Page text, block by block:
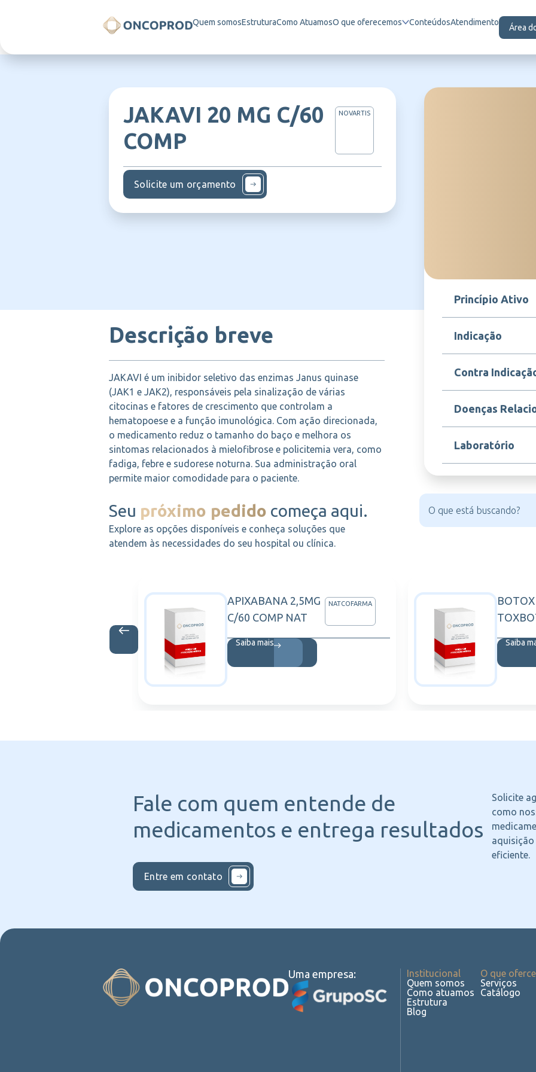
Quem somosEstruturaComo AtuamosO que oferecemos ConteúdosAtendimento
Área
JAKAVI 20 MG C/60
COMP
NOVARTIS
Solicite um orçamento
Princípio Ativo
Ruxolitinibe
Indicação
Indicado para o
(também conhecida
crônica),
com esplenomegalia
intolerantes à
Contra
Contraindicado em
conhecida ao
fórmula. Não deve
severas ou
Doenças
Mielofibrose
Mielofibrose pós-
vera
Laboratório
NOVARTIS
Descrição breve
JAKAVI é um inibidor seletivo das enzimas Janus quinase
(JAK1 e JAK2), responsáveis pela sinalização de várias
citocinas e fatores de crescimento que controlam a
hematopoese e a função imunológica. Com ação direcionada,
o medicamento reduz o tamanho do baço e melhora os
sintomas relacionados à mielofibrose e policitemia vera, como
fadiga, febre e sudorese noturna. Sua administração oral
permite maior comodidade para o paciente.
Seu próximo pedido começa aqui.
Explore as opções disponíveis e conheça soluções que
atendem às necessidades do seu hospital ou clínica.
APIXABANA 2,5MG
C/60 COMP NAT
NATCOFARMA
Saiba mais Saiba
Fale com quem entende de
medicamentos e entrega resultados
Solicite
como
aquisição
eficiente.
Entre em contato
Uma empresa:
Institucional
Quem somos
Como atuamos
Estrutura
Blog
O que
Serviços
Catálogo